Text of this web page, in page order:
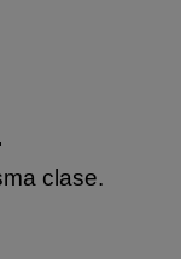
clase.